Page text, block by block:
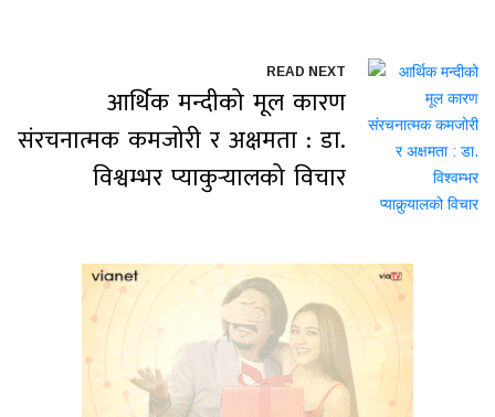
READ NEXT
आर्थिक मन्दीको मूल कारण
संरचनात्मक कमजोरी र अक्षमता : डा.
विश्वम्भर प्याकुर्‍यालको विचार